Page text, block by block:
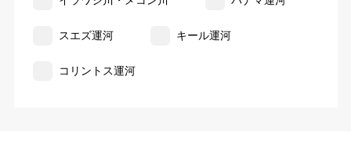
スエズ運河 キール運河
コリントス運河